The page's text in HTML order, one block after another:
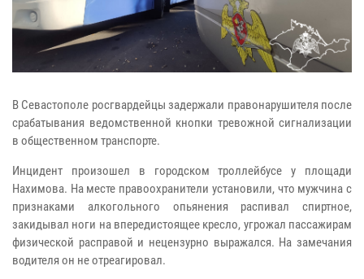
В Севастополе росгвардейцы задержали правонарушителя после
срабатывания ведомственной кнопки тревожной сигнализации
в общественном транспорте.
Инцидент произошел в городском троллейбусе у площади
Нахимова. На месте правоохранители установили, что мужчина с
признаками алкогольного опьянения распивал спиртное,
закидывал ноги на впередистоящее кресло, угрожал пассажирам
физической расправой и нецензурно выражался. На замечания
водителя он не отреагировал.